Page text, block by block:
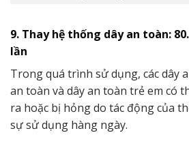
9. Thay hệ thống dây an toàn:
lần
Trong quá trình sử dụng, các dây
an toàn và dây an toàn trẻ em có
ra hoặc bị hỏng do tác động của
sự sử dụng hàng ngày.